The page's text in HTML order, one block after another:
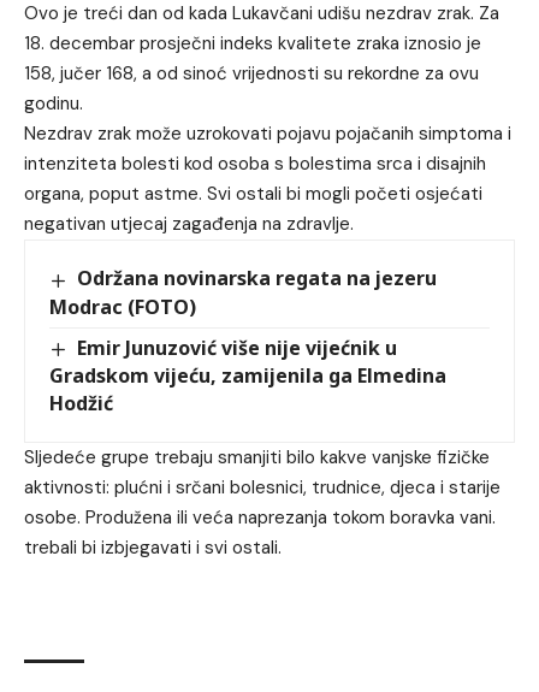
Ovo je treći dan od kada Lukavčani udišu nezdrav zrak. Za
18. decembar prosječni indeks kvalitete zraka iznosio je
158, jučer 168, a od sinoć vrijednosti su rekordne za ovu
godinu.
Nezdrav zrak može uzrokovati pojavu pojačanih simptoma i
intenziteta bolesti kod osoba s bolestima srca i disajnih
organa, poput astme. Svi ostali bi mogli početi osjećati
negativan utjecaj zagađenja na zdravlje.
Održana novinarska regata na jezeru
Modrac (FOTO)
Emir Junuzović više nije vijećnik u
Gradskom vijeću, zamijenila ga Elmedina
Hodžić
Sljedeće grupe trebaju smanjiti bilo kakve vanjske fizičke
aktivnosti: plućni i srčani bolesnici, trudnice, djeca i starije
osobe. Produžena ili veća naprezanja tokom boravka vani.
trebali bi izbjegavati i svi ostali.